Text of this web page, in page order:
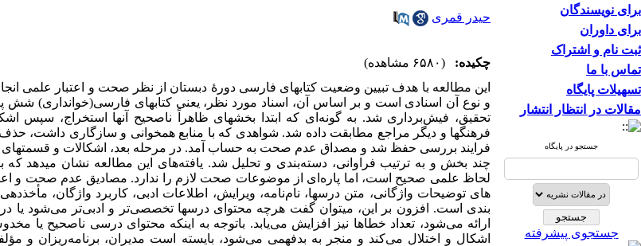
برای نویسندگان
برای داوران
ثبت نام و اشتراک
تماس با ما
تسهیلات پایگاه
مقالات در انتظار انتشار
جستجو در پایگاه
جستجوی پیشرفته
حیدر قمری
چکیده:
(۶۵۸۰ مشاهده)
این مطالعه با هدف تبیین وضعیت کتابهای فارسی دورۀ دبستان از نظر صحت و اعتبار علمی
و نوع آن اسنادی است و بر اساس آن، اسناد مورد نظر، یعنی کتابهای فارسی(خوانداری) شش
تحقیق، فیش‌­برداری شد. به گونه­‌ای که ابتدا بخشهای ظاهراً ناصحیح آنها استخراج، سپس
فرهنگها و دیگر مراجع مطابقت داده شد. شواهدی که با منابع همخوانی و سازگاری داشت، حذف
فرایند بررسی حفظ شد و مصداق عدم صحت به حساب آمد. در مرحله بعد، اشکالات و قسمتهای
چند بخش و به ترتیب فراوانی، دسته‌بندی و تحلیل شد. یافته‌­های این مطالعه نشان می­دهد
لحاظ علمی‌ صحیح است، اما پاره­‌ای از موضوعات صحت لازم را ندارد. مصادیق عدم صحت و
های توضیحات واژگانی، متن درسها، نام‌­نامه، ویرایش، اطلاعات ادبی، کاربرد واژگان،
بندی است. افزون بر این، می­توان گفت هرچه محتوای درسها­ تخصصی­‌تر و ادبی­‌تر می‌­شود یا در
ارائه می­‌شود، تعداد خطا­ها نیز افزایش می­‌یابد. باتوجه به اینکه محتوای درسی ناصحیح یا
اشکال و اختلال می‌­کند و منجر به بدفهمی می­‌شود، بایسته است مدیران، برنامه­‌ریزان و